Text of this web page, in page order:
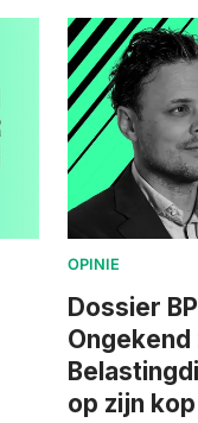
OPINIE
Dossier
op zijn kop